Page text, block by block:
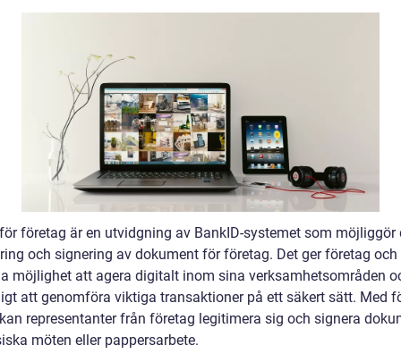
företag är en utvidgning av BankID-systemet som möjliggör
och signering av dokument för företag. Det ger företag och
möjlighet att agera digitalt inom sina verksamhetsområden
att genomföra viktiga transaktioner på ett säkert sätt. Med
representanter från företag legitimera sig och signera
möten eller pappersarbete.